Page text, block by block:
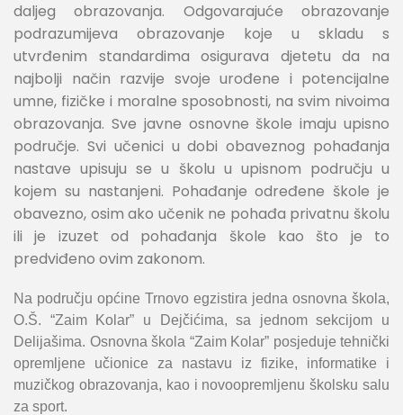
daljeg obrazovanja. Odgovarajuće obrazovanje
podrazumijeva obrazovanje koje u skladu s
utvrđenim standardima osigurava djetetu da na
najbolji način razvije svoje urođene i potencijalne
umne, fizičke i moralne sposobnosti, na svim nivoima
obrazovanja. Sve javne osnovne škole imaju upisno
područje. Svi učenici u dobi obaveznog pohađanja
nastave upisuju se u školu u upisnom području u
kojem su nastanjeni. Pohađanje određene škole je
obavezno, osim ako učenik ne pohađa privatnu školu
ili je izuzet od pohađanja škole kao što je to
predviđeno ovim zakonom.
Na području općine Trnovo egzistira jedna osnovna škola,
O.Š. “Zaim Kolar” u Dejčićima, sa jednom sekcijom u
Delijašima. Osnovna škola “Zaim Kolar” posjeduje tehnički
opremljene učionice za nastavu iz fizike, informatike i
muzičkog obrazovanja, kao i novoopremljenu školsku salu
za sport.